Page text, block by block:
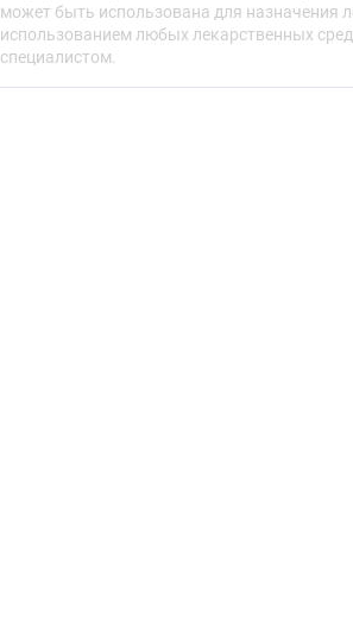
Успокаивающему эффекту
Поддержанию нервной системы
Уменьшению возбудимости и
Повышению концентрации
может быть использована для назначения
использованием любых лекарственных
специалистом.